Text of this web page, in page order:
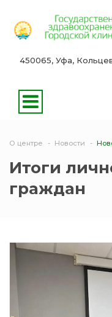
450065, Уфа,
О центре Новости
Итоги
граждан